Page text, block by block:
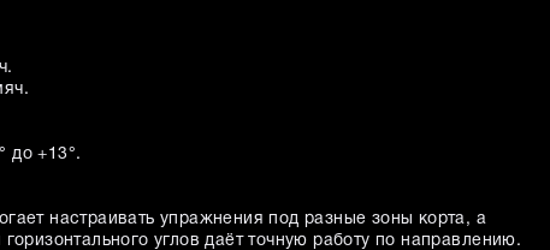
до +13°.
настраивать упражнения под разные зоны корта, а
горизонтального углов даёт точную работу по направлению.